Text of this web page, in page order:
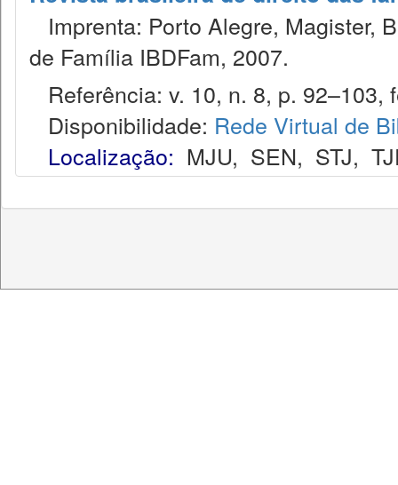
Imprenta: Porto Alegre, Magister,
de Família IBDFam, 2007.
Referência: v. 10, n. 8, p. 92–103,
Disponibilidade: Rede Virtual de
Localização: MJU, SEN, STJ,